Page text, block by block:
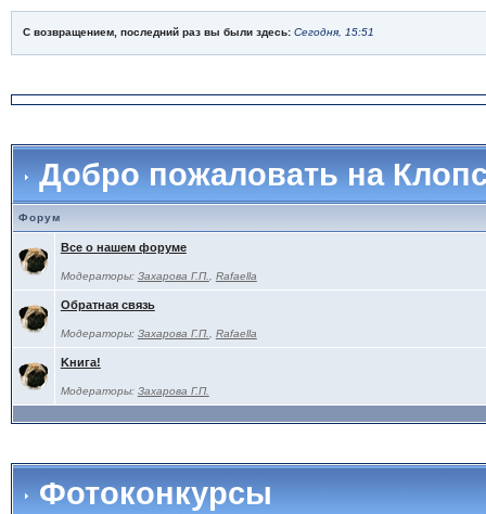
С возвращением, последний раз вы были здесь: Сегодня, 15:51
Добро пожаловать на
Форум
Все о нашем форуме
Модераторы: Захарова Г.П. Rafaella
Обратная связь
Модераторы: Захарова Г.П. Rafaella
Kнига!
Модераторы: Захарова Г.П.
Фотоконкурсы